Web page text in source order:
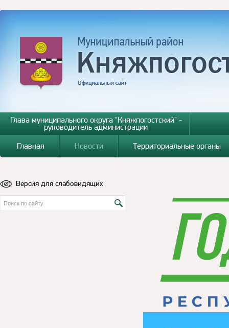
Глава муниципального округа "Княжпогостский" -
руководитель администрации
Главная
Новости Территориальные органы
Версия для слабовидящих